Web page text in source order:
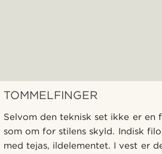
TOMMELFINGER
Selvom den teknisk set ikke er en
som om for stilens skyld. Indisk
med tejas, ildelementet. I vest er